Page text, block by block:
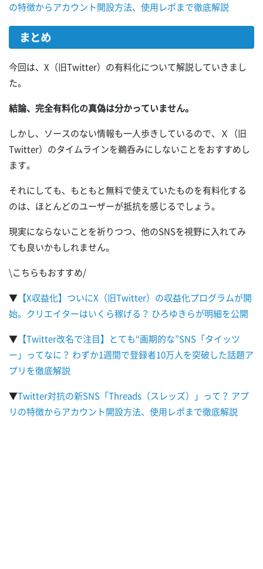
の特徴からアカウント開設方法、使用レポまで徹底解説
まとめ
今回は、X（旧Twitter）の有料化について解説していきまし
た。
結論、完全有料化の真偽は分かっていません。
しかし、ソースのない情報も一人歩きしているので、Ｘ（旧
Twitter）のタイムラインを鵜呑みにしないことをおすすめし
ます。
それにしても、もともと無料で使えていたものを有料化する
のは、ほとんどのユーザーが抵抗を感じるでしょう。
現実にならないことを祈りつつ、他のSNSを視野に入れてみ
ても良いかもしれません。
\こちらもおすすめ/
▼ 【X収益化】ついにX（旧Twitter）の収益化プログラムが開
始。クリエイターはいくら稼げる？ ひろゆきらが明細を公開
▼ 【Twitter改名で注目】とても“画期的な”SNS「タイッツ
ー」ってなに？ わずか1週間で登録者10万人を突破した話題ア
プリを徹底解説
▼Twitter対抗の新SNS「Threads（スレッズ）」って？ アプ
リの特徴からアカウント開設方法、使用レポまで徹底解説